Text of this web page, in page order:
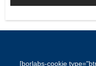
[borlabs-cookie